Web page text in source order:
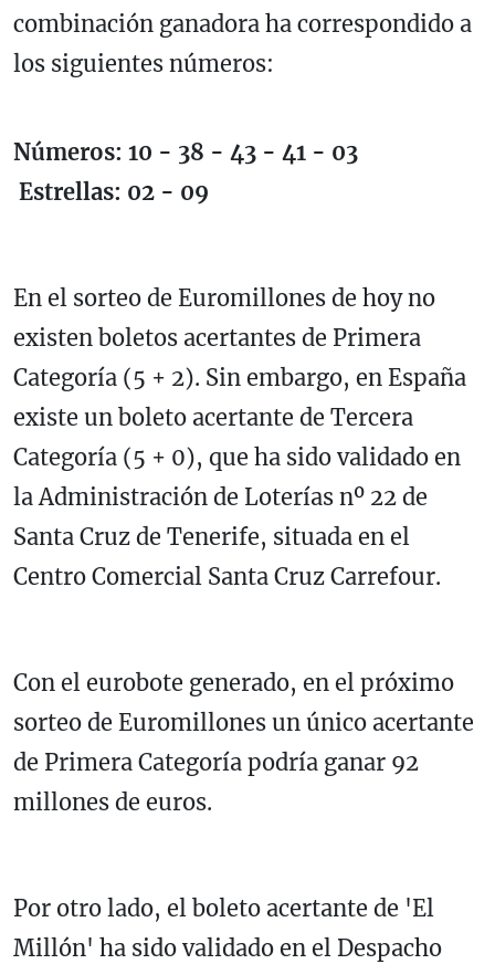
combinación ganadora ha correspondido a
los siguientes números:
Números: 10 - 38 - 43 - 41 - 03
Estrellas: 02 - 09
En el sorteo de Euromillones de hoy no
existen boletos acertantes de Primera
Categoría (5 + 2). Sin embargo, en España
existe un boleto acertante de Tercera
Categoría (5 + 0), que ha sido validado en
la Administración de Loterías nº 22 de
Santa Cruz de Tenerife, situada en el
Centro Comercial Santa Cruz Carrefour.
Con el eurobote generado, en el próximo
sorteo de Euromillones un único acertante
de Primera Categoría podría ganar 92
millones de euros.
Por otro lado, el boleto acertante de 'El
Millón' ha sido validado en el Despacho